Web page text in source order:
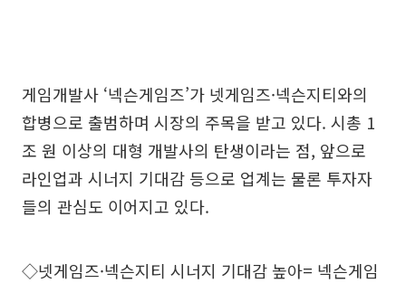
게임개발사 ‘넥슨게임즈’가 넷게임즈·넥슨지티와의
합병으로 출범하며 시장의 주목을 받고 있다. 시총 1
조 원 이상의 대형 개발사의 탄생이라는 점, 앞으로
라인업과 시너지 기대감 등으로 업계는 물론 투자자
들의 관심도 이어지고 있다.
◇넷게임즈·넥슨지티 시너지 기대감 높아= 넥슨게임